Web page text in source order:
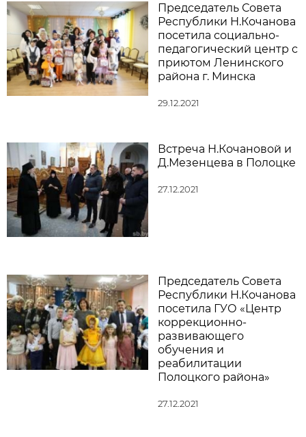
Председатель Совета
Республики Н.Кочанова
посетила социально-
педагогический центр с
приютом Ленинского
района г. Минска
29.12.2021
Встреча Н.Кочановой и
Д.Мезенцева в Полоцке
27.12.2021
Председатель Совета
Республики Н.Кочанова
посетила ГУО «Центр
коррекционно-
развивающего
обучения и
реабилитации
Полоцкого района»
27.12.2021